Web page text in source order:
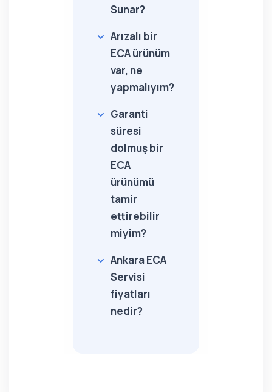
Sunar?
Arızalı bir
ECA ürünüm
var, ne
yapmalıyım?
Garanti
süresi
dolmuş bir
ECA
ürünümü
tamir
ettirebilir
miyim?
Ankara ECA
Servisi
fiyatları
nedir?